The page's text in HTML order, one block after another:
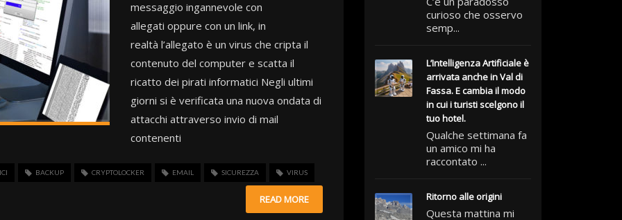
messaggio ingannevole con
allegati oppure con un link, in
realtà l’allegato è un virus che cripta il
contenuto del computer e scatta il
ricatto dei pirati informatici Negli ultimi
giorni si è verificata una nuova ondata di
attacchi attraverso invio di mail
contenenti
BACKUP CRYPTOLOCKER EMAIL SICUREZZA VIRUS
READ MORE
curioso che osservo
semp...
L’Intelligenza Artificiale è
arrivata anche in Val di
Fassa. E cambia il modo
in cui i turisti scelgono il
tuo hotel.
Qualche settimana fa
un amico mi ha
raccontato ...
Ritorno alle origini
Questa mattina mi